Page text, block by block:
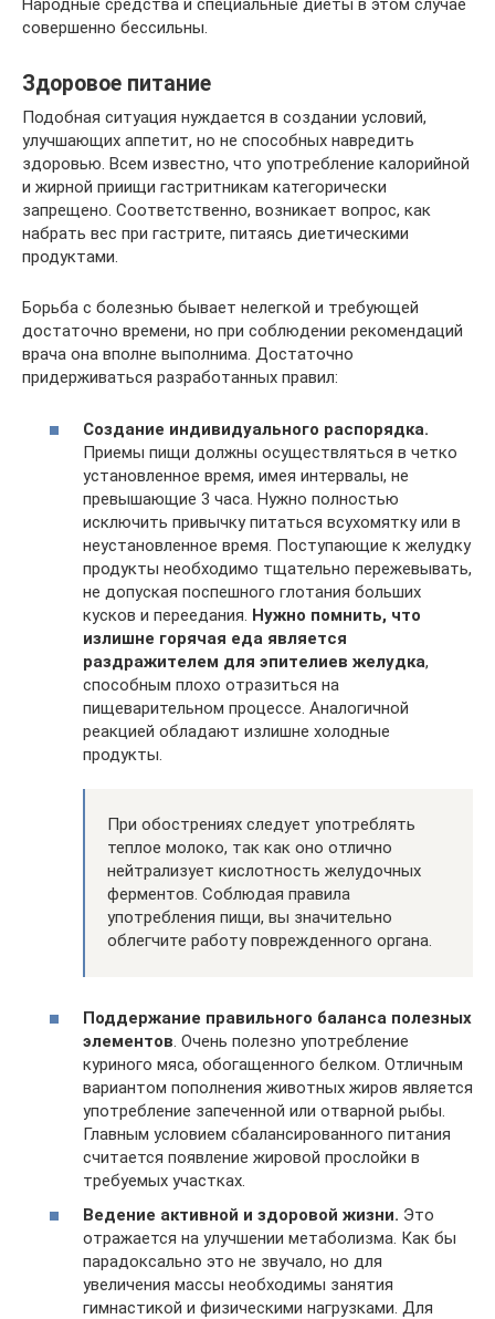
Народные средства и специальные диеты в этом случае
совершенно бессильны.
Здоровое питание
Подобная ситуация нуждается в создании условий,
улучшающих аппетит, но не способных навредить
здоровью. Всем известно, что употребление калорийной
и жирной приищи гастритникам категорически
запрещено. Соответственно, возникает вопрос, как
набрать вес при гастрите, питаясь диетическими
продуктами.
Борьба с болезнью бывает нелегкой и требующей
достаточно времени, но при соблюдении рекомендаций
врача она вполне выполнима. Достаточно
придерживаться разработанных правил:
Создание индивидуального распорядка.
Приемы пищи должны осуществляться в четко
установленное время, имея интервалы, не
превышающие 3 часа. Нужно полностью
исключить привычку питаться всухомятку или в
неустановленное время. Поступающие к желудку
продукты необходимо тщательно пережевывать,
не допуская поспешного глотания больших
кусков и переедания. Нужно помнить, что
излишне горячая еда является
раздражителем для эпителиев желудка,
способным плохо отразиться на
пищеварительном процессе. Аналогичной
реакцией обладают излишне холодные
продукты.
При обострениях следует употреблять
теплое молоко, так как оно отлично
нейтрализует кислотность желудочных
ферментов. Соблюдая правила
употребления пищи, вы значительно
облегчите работу поврежденного органа.
Поддержание правильного баланса полезных
элементов . Очень полезно употребление
куриного мяса, обогащенного белком. Отличным
вариантом пополнения животных жиров является
употребление запеченной или отварной рыбы.
Главным условием сбалансированного питания
считается появление жировой прослойки в
требуемых участках.
Ведение активной и здоровой жизни. Это
отражается на улучшении метаболизма. Как бы
парадоксально это не звучало, но для
увеличения массы необходимы занятия
гимнастикой и физическими нагрузками. Для